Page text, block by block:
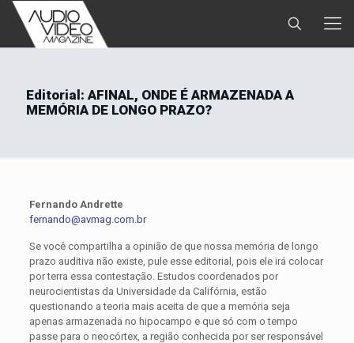
Editorial: AFINAL, ONDE É ARMAZENADA A
MEMÓRIA DE LONGO PRAZO?
Fernando Andrette
fernando@avmag.com.br
Se você compartilha a opinião de que nossa memória de longo
prazo auditiva não existe, pule esse editorial, pois ele irá colocar
por terra essa contestação. Estudos coordenados por
neurocientistas da Universidade da Califórnia, estão
questionando a teoria mais aceita de que a memória seja
apenas armazenada no hipocampo e que só com o tempo
passe para o neocórtex, a região conhecida por ser responsável